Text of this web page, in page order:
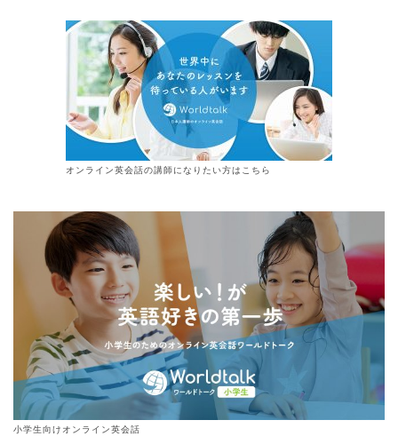
オンライン英会話の講師になりたい方はこちら
小学生向けオンライン英会話